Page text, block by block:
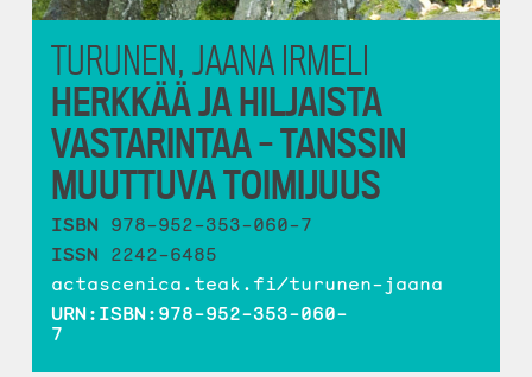
TURUNEN, JAANA IRMELI
HERKKÄÄ JA HILJAISTA
VASTARINTAA – TANSSIN
MUUTTUVA TOIMIJUUS
ISBN 978-952-353-060-7
ISSN 2242-6485
actascenica.teak.fi/turunen-jaana
URN:ISBN:978-952-353-060-
7